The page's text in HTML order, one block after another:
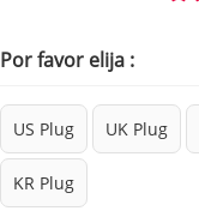
Por favor elija :
US Plug UK Plug
KR Plug